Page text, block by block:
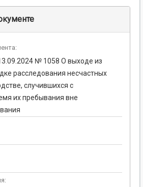
№ 1058 О выходе из
расследования несчастных
случившихся с
их пребывания вне